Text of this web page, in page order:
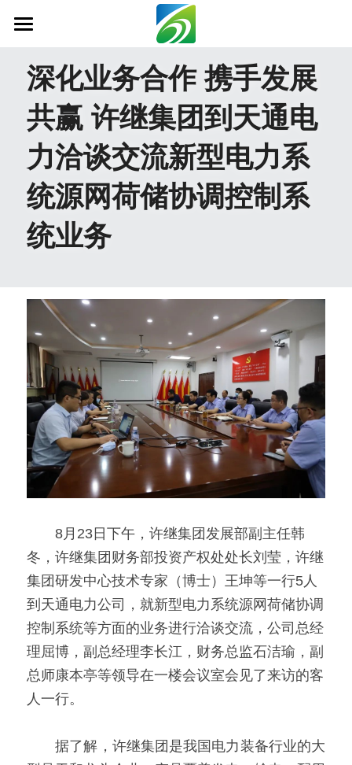
关于我们
新闻资讯
信息公开
社会责任
业务范围
联系我们
搜索
深化业务合作 携手发展
共赢 许继集团到天通电
力洽谈交流新型电力系
统源网荷储协调控制系
统业务
8月23日下午，许继集团发展部副主任韩
冬，许继集团财务部投资产权处处长刘莹，许继
集团研发中心技术专家（博士）王坤等一行5人
到天通电力公司，就新型电力系统源网荷储协调
控制系统等方面的业务进行洽谈交流，公司总经
理屈博，副总经理李长江，财务总监石洁瑜，副
总师康本亭等领导在一楼会议室会见了来访的客
人一行。
据了解，许继集团是我国电力装备行业的大